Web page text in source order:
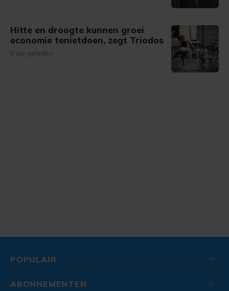
Hitte en droogte kunnen groei
economie tenietdoen, zegt Triodos
6 uur geleden
POPULAIR
ABONNEMENTEN